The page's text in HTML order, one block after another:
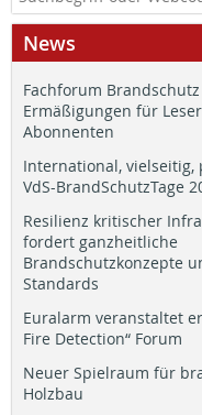
News
Fachforum Brandschutz
Ermäßigungen für
Abonnenten
International, vielseitig,
VdS-BrandSchutzTage
Resilienz kritischer
fordert ganzheitliche
Brandschutzkonzepte
Standards
Euralarm veranstaltet
Fire Detection“ Forum
Neuer Spielraum für
Holzbau